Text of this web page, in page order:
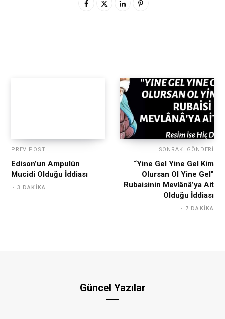
PREV POST
Edison’un Ampulün
Mucidi Olduğu İddiası
3 DAKIKA
SONRAKI GÖNDERI
“Yine Gel Yine Gel Kim
Olursan Ol Yine Gel”
Rubaisinin Mevlânâ’ya Ait
Olduğu İddiası
7 DAKIKA
Güncel Yazılar